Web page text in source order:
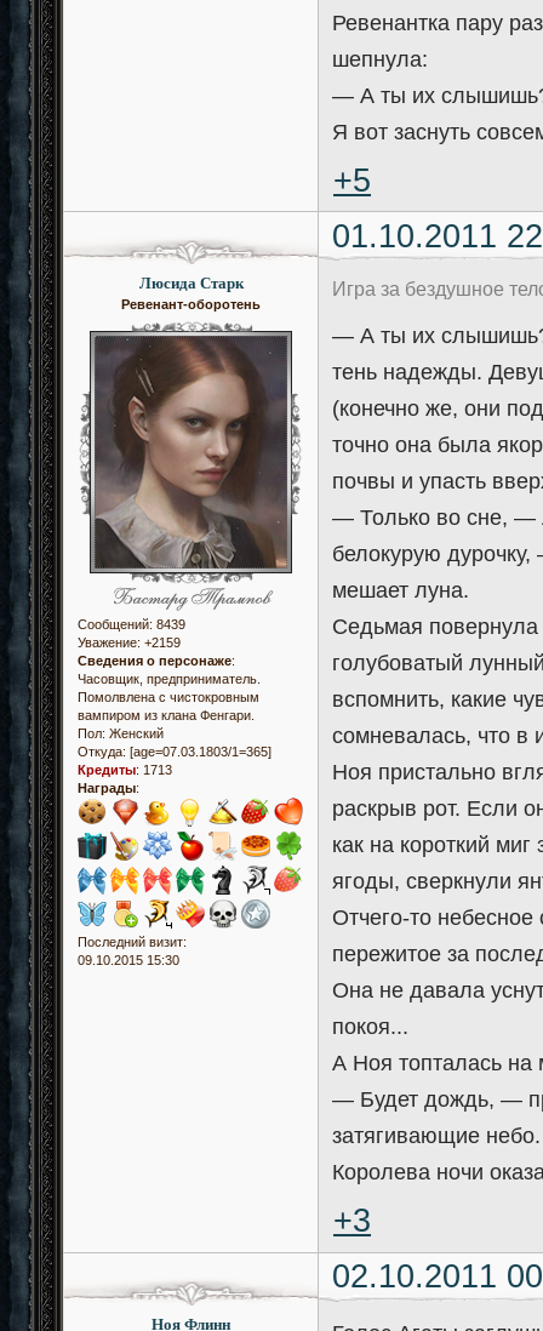
Ревенантка пару
шепнула:
— А ты их
Я вот заснуть
+5
01.10.2011
Люсида Старк
Ревенант-оборотень
Сообщений: 8439
Уважение: +2159
Сведения о персонаже:
Часовщик, предприниматель.
Помолвлена с чистокровным
вампиром из клана Фенгари.
Пол: Женский
Откуда: [age=07.03.1803/1=365]
Кредиты: 1713
Награды:
Последний визит:
09.10.2015 15:30
Игра за бездушное
— А ты их
тень надежды.
(конечно же, они
точно она была
почвы и упасть
— Только во сне, —
белокурую
мешает луна.
Седьмая повернула
голубоватый
вспомнить, какие
сомневалась, что в
Ноя пристально
раскрыв рот. Если
как на короткий
ягоды, сверкнули
Отчего-то
пережитое за
Она не давала
покоя...
А Ноя топталась на
— Будет дождь, —
затягивающие небо.
Королева ночи
+3
02.10.2011
Ноя Флинн